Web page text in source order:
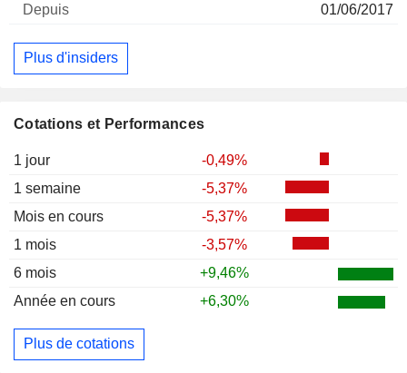
Cotations et Performances
1 jour
-0,49%
1 semaine
-5,37%
Mois en cours
-5,37%
1 mois
-3,57%
6 mois
+9,46%
Année en cours
+6,30%
Plus de cotations
01/06/2017
Plus d'insiders